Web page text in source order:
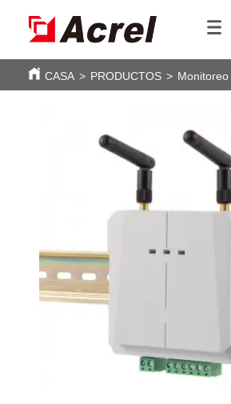
CASA > PRODUCTOS > Monitoreo